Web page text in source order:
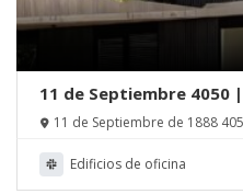
11 de Septiembre 4050
11 de Septiembre de 1888
Edificios de oficina